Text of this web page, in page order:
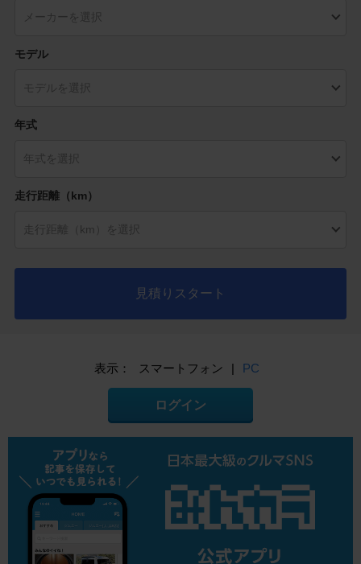
モデル
年式
走行距離（km）
見積りスタート
表示： スマートフォン | PC
ログイン